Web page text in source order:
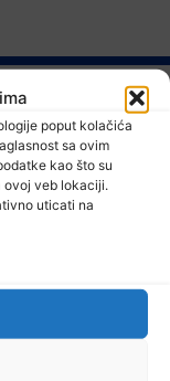
poput kolačića
sa ovim
kao što su
ovoj veb lokaciji.
uticati na
nova